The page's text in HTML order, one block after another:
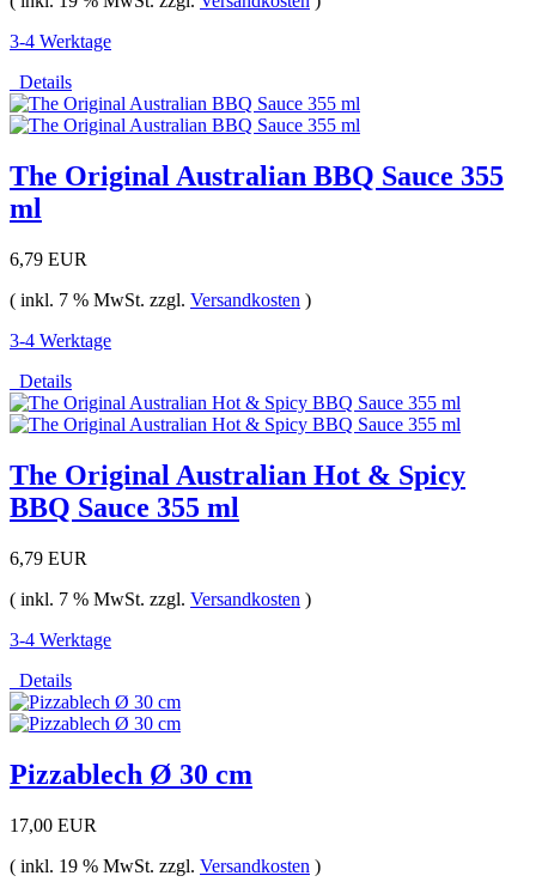
3-4 Werktage
Details
The Original Australian BBQ Sauce 355
ml
6,79 EUR
( inkl. 7 % MwSt. zzgl. Versandkosten )
3-4 Werktage
Details
The Original Australian Hot & Spicy
BBQ Sauce 355 ml
6,79 EUR
( inkl. 7 % MwSt. zzgl. Versandkosten )
3-4 Werktage
Details
Pizzablech Ø 30 cm
17,00 EUR
( inkl. 19 % MwSt. zzgl. Versandkosten )